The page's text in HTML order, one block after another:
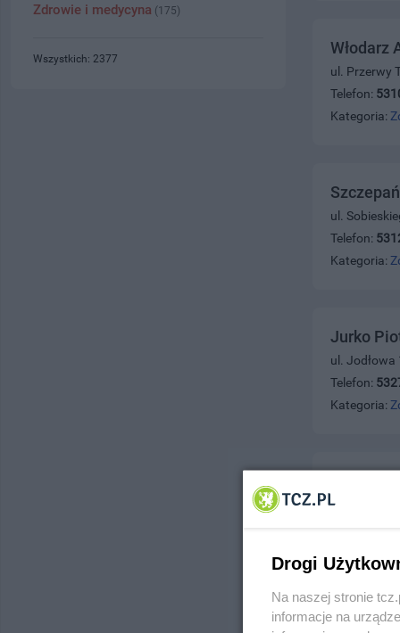
Włodarz
ul. Przerwy
Telefon:
Kategoria:
ul.
Telefon:
Kategoria:
Jurko
ul. Jodłowa
Telefon:
Kategoria:
ul. Podgórna
Zdrowie i medycyna (175)
Wszystkich: 2377
Drogi
Na naszej stronie
informacje na